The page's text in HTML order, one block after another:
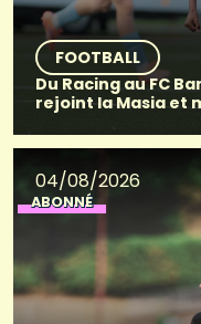
FOOTBALL
Du Racing au FC
rejoint la Masia et
04/08/2026
ABONNÉ